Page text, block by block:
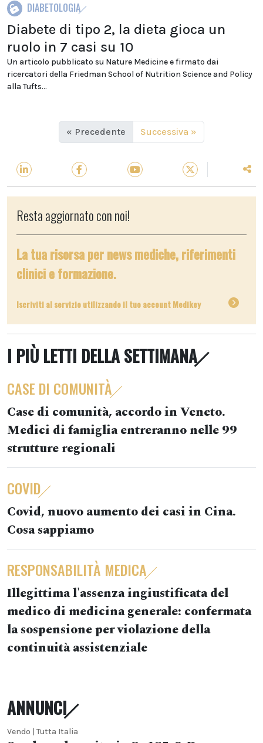
DIABETOLOGIA
Diabete di tipo 2, la dieta gioca un
ruolo in 7 casi su 10
Un articolo pubblicato su Nature Medicine e firmato dai
ricercatori della Friedman School of Nutrition Science and Policy
alla Tufts...
« Precedente Successiva »
Resta aggiornato con noi!
La tua risorsa per news mediche, riferimenti
clinici e formazione.
Iscriviti al servizio utilizzando il tuo account Medikey
I PIÙ LETTI DELLA SETTIMANA
CASE DI COMUNITÀ
Case di comunità, accordo in Veneto.
Medici di famiglia entreranno nelle 99
strutture regionali
COVID
Covid, nuovo aumento dei casi in Cina.
Cosa sappiamo
RESPONSABILITÀ MEDICA
Illegittima l'assenza ingiustificata del
medico di medicina generale: confermata
la sospensione per violazione della
continuità assistenziale
ANNUNCI
Vendo | Tutta Italia